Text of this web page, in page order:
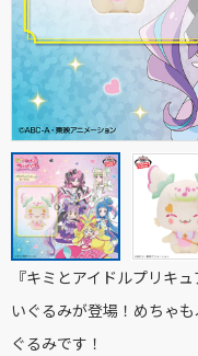
『キミとアイドルプリキ
いぐるみが登場！めちゃ
ぐるみです！